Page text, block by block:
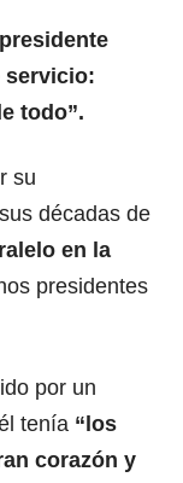
servicio:
todo”.
su
décadas de
en la
presidentes
por un
tenía “los
corazón y